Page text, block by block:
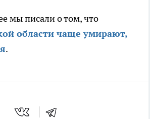
мы писали о том, что
области чаще умирают,
.